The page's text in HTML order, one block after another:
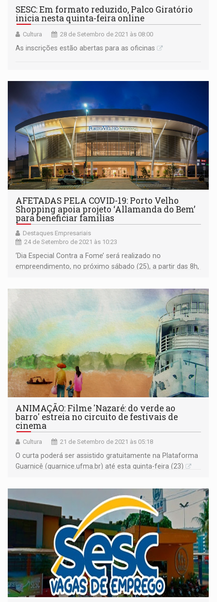
SESC: Em formato reduzido, Palco Giratório
inicia nesta quinta-feira online
Cultura 28 de Setembro de 2021 às 08:00
As inscrições estão abertas para as oficinas
AFETADAS PELA COVID-19: Porto Velho
Shopping apoia projeto ‘Allamanda do Bem’
para beneficiar famílias
Destaques Empresariais
24 de Setembro de 2021 às 10:23
‘Dia Especial Contra a Fome’ será realizado no
empreendimento, no próximo sábado (25), a partir das 8h,
ANIMAÇÃO: Filme 'Nazaré: do verde ao
barro' estreia no circuito de festivais de
cinema
Cultura 21 de Setembro de 2021 às 05:18
O curta poderá ser assistido gratuitamente na Plataforma
Guarnicê (guarnice.ufma.br) até esta quinta-feira (23)